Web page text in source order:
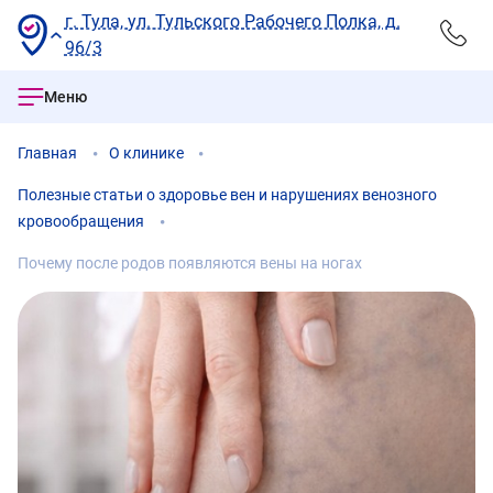
г. Тула, ул. Тульского Рабочего Полка, д.
96/3
Меню
Главная О клинике
Полезные статьи о здоровье вен и нарушениях венозного
кровообращения
Почему после родов появляются вены на ногах